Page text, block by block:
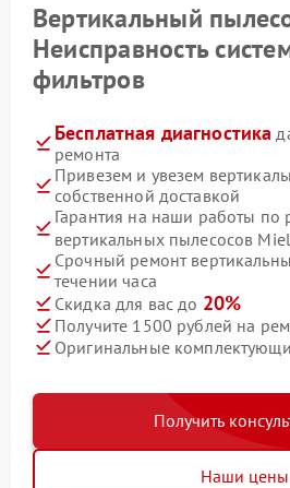
Вертикальный
Неисправность
фильтров
Бесплатная диагностика
ремонта
Привезем и увезем
собственной доставкой
Гарантия на наши работы по
вертикальных пылесосов
Срочный ремонт
течении часа
Скидка для вас до 20%
Получите 1500 рублей на
Оригинальные
Получить
Наши цены